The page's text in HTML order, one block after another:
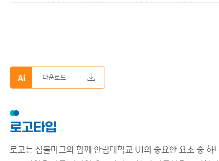
다운로드
로고타입
로고는 심볼마크와 함께 한림대학교 UI의 중요한 요소 중